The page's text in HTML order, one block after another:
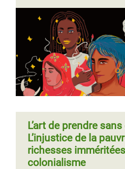
L’art de prendre
L’injustice de la
richesses
colonialisme